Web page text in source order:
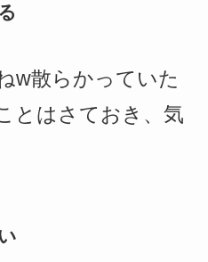
w散らかっていた
とはさておき、気